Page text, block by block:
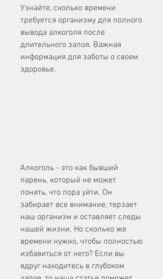
Узнайте, сколько времени
требуется организму для полного
вывода алкоголя после
длительного запоя. Важная
информация для заботы о своем
здоровье.
Алкоголь - это как бывший
парень, который не может
понять, что пора уйти. Он
забирает все внимание, терзает
наш организм и оставляет следы
нашей жизни. Но сколько же
времени нужно, чтобы полностью
избавиться от него? Если вы
вдруг находитесь в глубоком